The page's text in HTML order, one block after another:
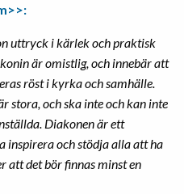
uttryck i kärlek och praktisk
är omistlig, och innebär att
röst i kyrka och samhälle.
stora, och ska inte och kan inte
Diakonen är ett
inspirera och stödja alla att ha
att det bör finnas minst en